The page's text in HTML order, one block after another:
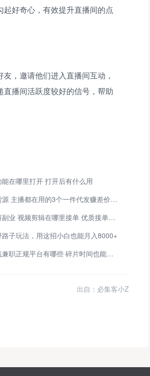
好奇心，有效提升直播间的点
，邀请他们进入直播间互动，
播间活跃度较好的信号，帮助
在哪里打开 打开后有什么用
直播带货怎么找货源 主播都在用的3个一件代发赚差价渠道
空余时间想做代剪副业 视频剪辑在哪里接单 优质接单渠道整理
路子玩法，用这招小白也能月入8000+
零门槛可做的在线兼职正规平台有哪些 碎片时间也能轻松变现
出自：必集客小Z